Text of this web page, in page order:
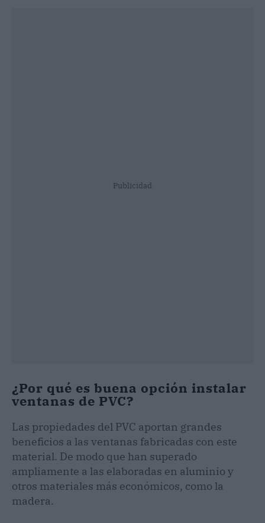
Publicidad
¿Por qué es buena opción instalar
ventanas de PVC?
Las propiedades del PVC aportan grandes
beneficios a las ventanas fabricadas con este
material. De modo que han superado
ampliamente a las elaboradas en aluminio y
otros materiales más económicos, como la
madera.